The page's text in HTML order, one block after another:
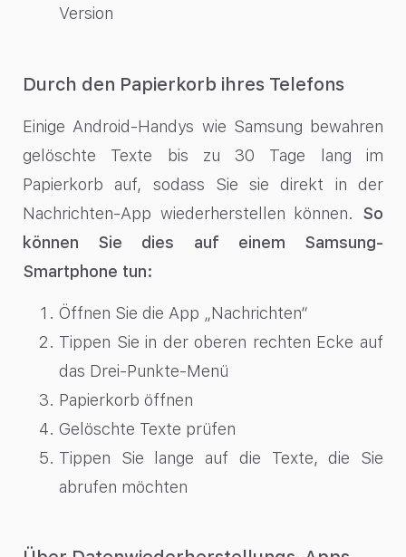
Version
Durch den Papierkorb ihres Telefons
Einige Android-Handys wie Samsung bewahren
gelöschte Texte bis zu 30 Tage lang im
Papierkorb auf, sodass Sie sie direkt in der
Nachrichten-App wiederherstellen können. So
können Sie dies auf einem Samsung-
Smartphone tun:
Öffnen Sie die App „Nachrichten“
Tippen Sie in der oberen rechten Ecke auf
das Drei-Punkte-Menü
Papierkorb öffnen
Gelöschte Texte prüfen
Tippen Sie lange auf die Texte, die Sie
abrufen möchten